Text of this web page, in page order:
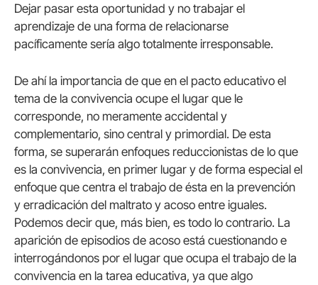
Dejar pasar esta oportunidad y no trabajar el
aprendizaje de una forma de relacionarse
pacíficamente sería algo totalmente irresponsable.
De ahí la importancia de que en el pacto educativo el
tema de la convivencia ocupe el lugar que le
corresponde, no meramente accidental y
complementario, sino central y primordial. De esta
forma, se superarán enfoques reduccionistas de lo que
es la convivencia, en primer lugar y de forma especial el
enfoque que centra el trabajo de ésta en la prevención
y erradicación del maltrato y acoso entre iguales.
Podemos decir que, más bien, es todo lo contrario. La
aparición de episodios de acoso está cuestionando e
interrogándonos por el lugar que ocupa el trabajo de la
convivencia en la tarea educativa, ya que algo